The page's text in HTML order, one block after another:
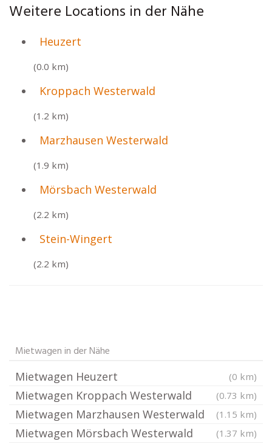
Weitere Locations in der Nähe
Heuzert
(0.0 km)
Kroppach Westerwald
(1.2 km)
Marzhausen Westerwald
(1.9 km)
Mörsbach Westerwald
(2.2 km)
Stein-Wingert
(2.2 km)
Mietwagen in der Nähe
Mietwagen Heuzert (0 km)
Mietwagen Kroppach Westerwald (0.73 km)
Mietwagen Marzhausen Westerwald (1.15 km)
Mietwagen Mörsbach Westerwald (1.37 km)